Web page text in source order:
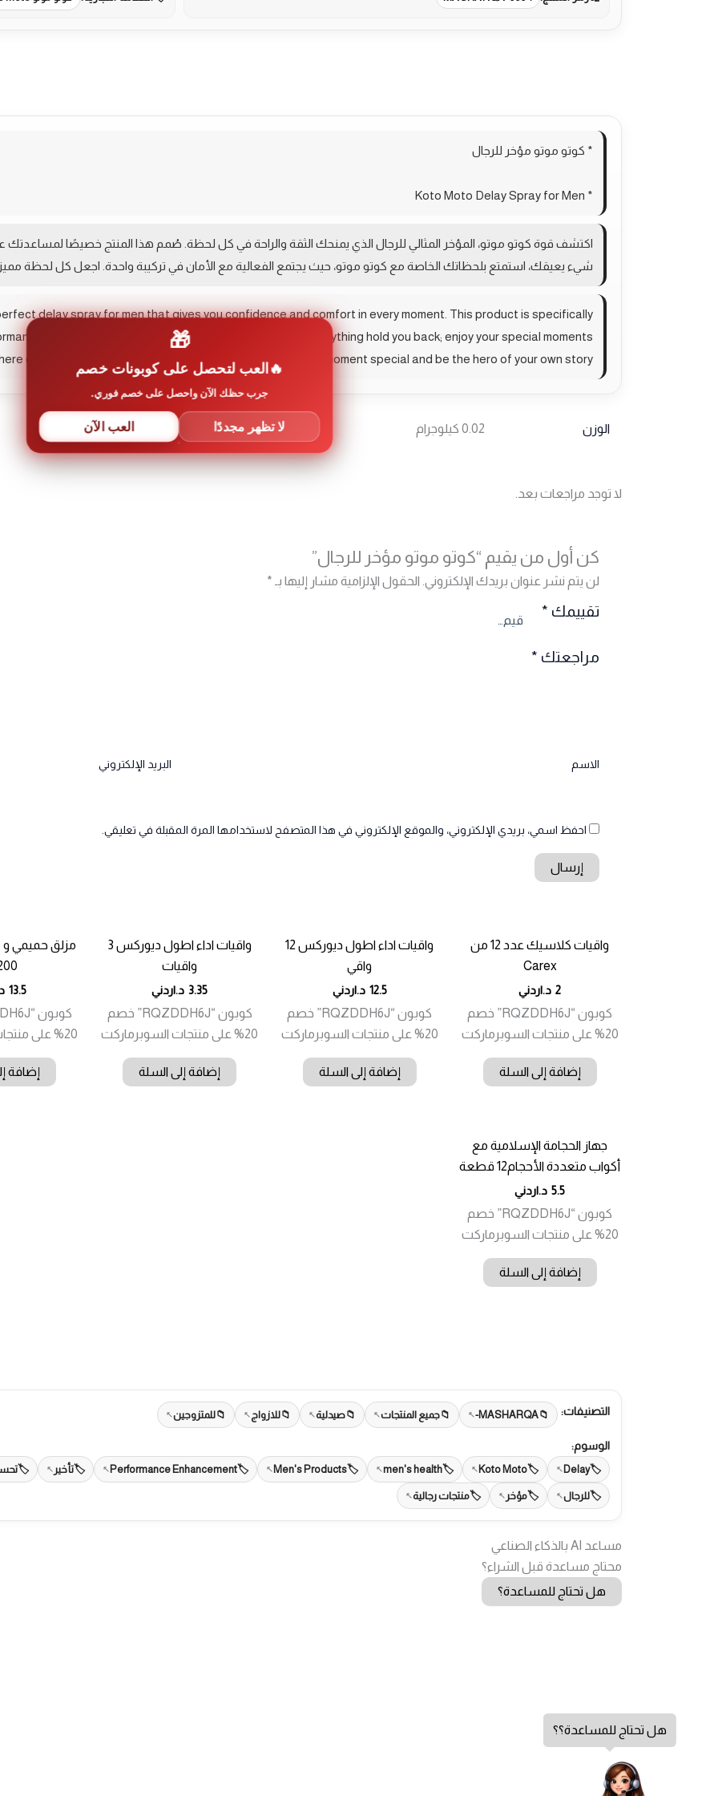
* كوتو موتو مؤخر للرجال
* Koto Moto Delay Spray for Men
اكتشف قوة كوتو موتو، المؤخر المثالي للرجال الذي يمنحك الثقة والراحة في كل لحظة. صُمم هذا المنتج خصيصًا لمساعدتك
شيء يعيقك، استمتع بلحظاتك الخاصة مع كوتو موتو، حيث يجتمع الفعالية مع الأمان في تركيبة واحدة. اجعل كل لحظة
delay spray for men that gives you confidence and comfort in every moment. This product is specifically
and create an unforgettable experience. Don’t let anything hold you back; enjoy your special moments
effectiveness meets safety in one formula. Make every moment special and be the hero of your own story.
الوزن 0.02 كيلوجرام
لا توجد مراجعات بعد.
كن أول من يقيم “كوتو موتو مؤخر للرجال”
لن يتم نشر عنوان بريدك الإلكتروني. الحقول الإلزامية مشار إليها بـ *
تقييمك *
مراجعتك *
الاسم البريد الإلكتروني
احفظ اسمي، بريدي الإلكتروني، والموقع الإلكتروني في هذا المتصفح لاستخدامها المرة المقبلة في تعليقي.
واقيات كلاسيك عدد 12 من
Carex
2 د.اردني
كوبون “RQZDDH6J” خصم
20% على منتجات السوبرماركت
إضافة إلى السلة
واقيات اداء اطول ديوركس 12
واقي
12.5 د.اردني
كوبون “RQZDDH6J” خصم
20% على منتجات السوبرماركت
إضافة إلى السلة
واقيات اداء اطول ديوركس 3
واقيات
3.35 د.اردني
كوبون “RQZDDH6J” خصم
20% على منتجات السوبرماركت
إضافة إلى السلة
مزلق حميمي
13.5
20% على منتجات السوبرماركت
إضافة
جهاز الحجامة الإسلامية مع
أكواب متعددة الأحجام12 قطعة
5.5 د.اردني
كوبون “RQZDDH6J” خصم
20% على منتجات السوبرماركت
إضافة إلى السلة
التصنيفات: MASHARQA- جميع المنتجات صيدلية للازواج للمتزوجين
الوسوم:
Delay
Koto Moto
men's health
Men's Products
Performance Enhancement تأخير
للرجال مؤخر منتجات رجالية
مساعد AI بالذكاء الصناعي
محتاج مساعدة قبل الشراء؟
هل تحتاج للمساعدة؟
هل تحتاج للمساعدة؟؟
🎁
العب لتحصل على كوبونات خصم
جرب حظك الآن واحصل على خصم فوري.
لا تظهر مجددًا العب الآن